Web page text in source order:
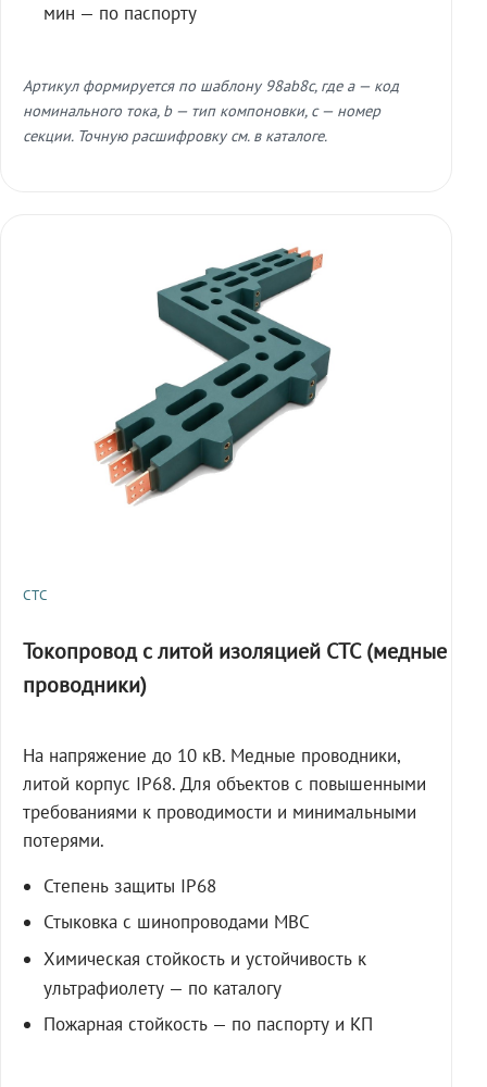
мин — по паспорту
Артикул формируется по шаблону 98ab8c, где a — код
номинального тока, b — тип компоновки, c — номер
секции. Точную расшифровку см. в каталоге.
СТС
Токопровод с литой изоляцией СТС (медные
проводники)
На напряжение до 10 кВ. Медные проводники,
литой корпус IP68. Для объектов с повышенными
требованиями к проводимости и минимальными
потерями.
Степень защиты IP68
Стыковка с шинопроводами МВС
Химическая стойкость и устойчивость к
ультрафиолету — по каталогу
Пожарная стойкость — по паспорту и КП